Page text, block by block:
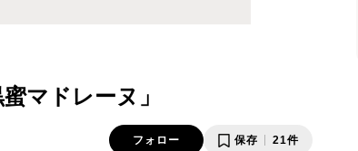
マドレーヌ」
フォロー 保存 21件